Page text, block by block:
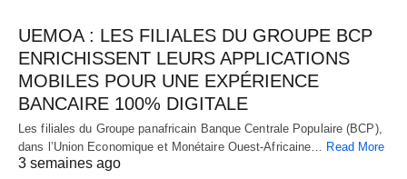
UEMOA : LES FILIALES DU GROUPE BCP
ENRICHISSENT LEURS APPLICATIONS
MOBILES POUR UNE EXPÉRIENCE
BANCAIRE 100% DIGITALE
Les filiales du Groupe panafricain Banque Centrale Populaire (BCP),
dans l’Union Economique et Monétaire Ouest-Africaine… Read More
3 semaines ago